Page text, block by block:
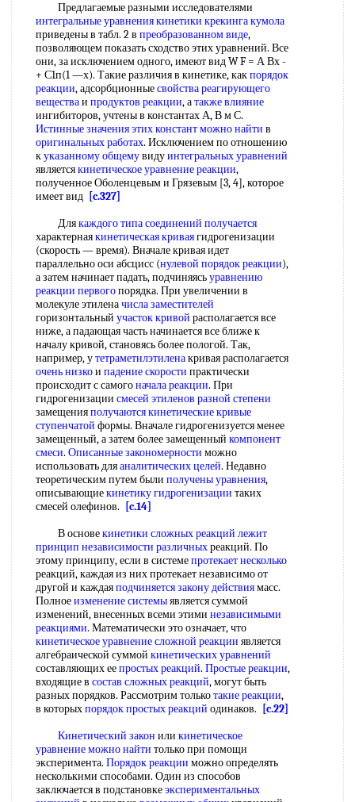
Предлагаемые разными исследователями
интегральные уравнения кинетики крекинга кумола
приведены в табл. 2 в преобразованном виде,
позволяющем показать сходство этих уравнений. Все
они, за исключением одного, имеют вид W F = А Вх -
+ С1п(1 —х). Такие различия в кинетике, какпорядок
реакции, адсорбционныесвойства реагирующего
веществаи продуктов реакции, атакже влияние
ингибиторов, учтены в константах А, В м С.
Истинные значенияэтих константможно найти в
оригинальных работах. Исключением по отношению
куказанному общемувидуинтегральных уравнений
являетсякинетическое уравнение реакции,
полученное Оболенцевым и Грязевым [3, 4], которое
имеет вид [c.327]
Длякаждого типасоединений получается
характернаякинетическая криваягидрогенизации
(скорость — время). Вначале кривая идет
параллельно оси абсцисс (нулевой порядок реакции),
а затем начинает падать, подчиняясьуравнению
реакции первогопорядка. При увеличении в
молекуле этиленачисла заместителей
горизонтальный участок кривой располагается все
ниже, а падающая часть начинается все ближе к
началу кривой, становясь более пологой. Так,
например, утетраметилэтиленакривая располагается
очень низкои падение скорости практически
происходит с самогоначала реакции. При
гидрогенизации смесей этиленов разной степени
замещенияполучаются кинетическиекривые
ступенчатой формы. Вначале гидрогенизуется менее
замещенный, а затем более замещенный компонент
смеси. Описанные закономерности можно
использовать дляаналитических целей. Недавно
теоретическим путем были получены уравнения,
описывающиекинетику гидрогенизации таких
смесей олефинов.
[c.14]
В основекинетики сложных реакций лежит
принцип независимости различныхреакций. По
этому принципу, если в системепротекает несколько
реакций, каждая из них протекает независимо от
другой и каждаяподчиняется закону действиямасс.
Полноеизменение системыявляется суммой
изменений, внесенных всеми этими независимыми
реакциями. Математически это означает, что
кинетическое уравнение сложной реакции является
алгебраической суммой кинетических уравнений
составляющих еепростых реакций. Простые реакции,
входящие в состав сложных реакций, могут быть
разных порядков. Рассмотрим толькотакие реакции,
в которыхпорядок простых реакций одинаков.
[c.22]
Кинетический закон или кинетическое
уравнениеможно найти только при помощи
эксперимента. Порядок реакции можно определять
несколькими способами. Один из способов
заключается в подстановкеэкспериментальных